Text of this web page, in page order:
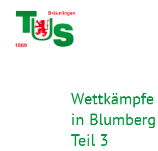
Zum
springen
Wettkämpfe
in Blumberg
Teil 3